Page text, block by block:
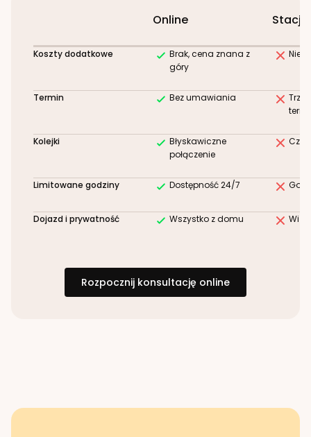
Online
Koszty dodatkowe
Brak, cena znana z
góry
Termin Bez umawiania
Kolejki
Błyskawiczne
połączenie
Limitowane godziny Dostępność 24/7
Dojazd i prywatność Wszystko z domu
Rozpocznij konsultację online